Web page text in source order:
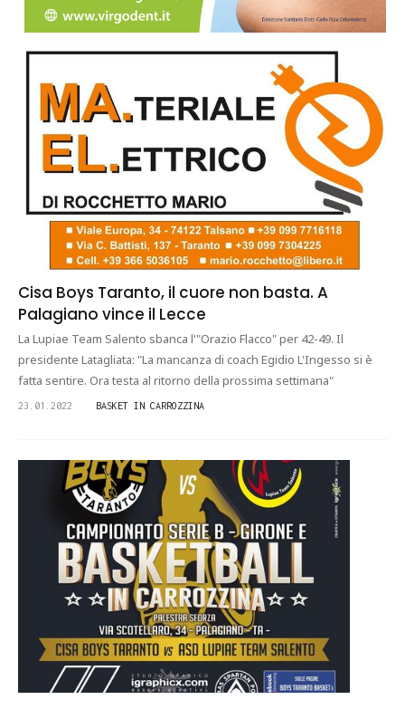
Cisa Boys Taranto, il cuore non basta. A
Palagiano vince il Lecce
La Lupiae Team Salento sbanca l'"Orazio Flacco" per 42-49. Il
presidente Latagliata: "La mancanza di coach Egidio L'Ingesso si è
fatta sentire. Ora testa al ritorno della prossima settimana"
23.01.2022 BASKET IN CARROZZINA